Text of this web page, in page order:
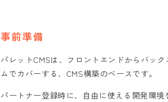
事前準備
パレットCMSは、フロントエンドからバッ
ムでカバーする、CMS構築のベースです。
パートナー登録時に、自由に使える開発環